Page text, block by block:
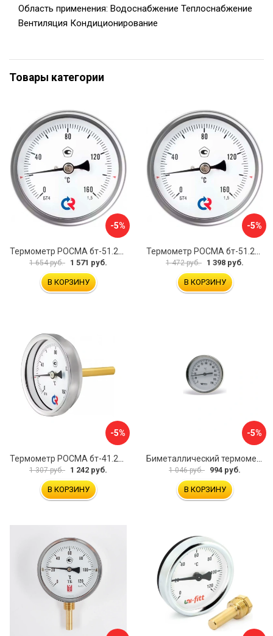
Область применения: Водоснабжение Теплоснабжение
Вентиляция Кондиционирование
Товары категории
-5%
1 654 руб. 1 571 руб.
В КОРЗИНУ
-5%
1 472 руб. 1 398 руб.
В КОРЗИНУ
-5%
Термометр РОСМА бт-41.211 D070-00588
1 307 руб. 1 242 руб.
В КОРЗИНУ
-5%
Биметаллический термометр Watts F+R801 OR 10005800
1 046 руб. 994 руб.
В КОРЗИНУ